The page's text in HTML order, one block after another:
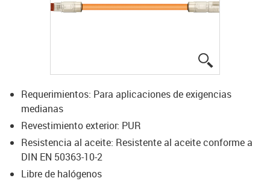
Requerimientos: Para aplicaciones de exigencias
medianas
Revestimiento exterior: PUR
Resistencia al aceite: Resistente al aceite conforme a
DIN EN 50363-10-2
Libre de halógenos